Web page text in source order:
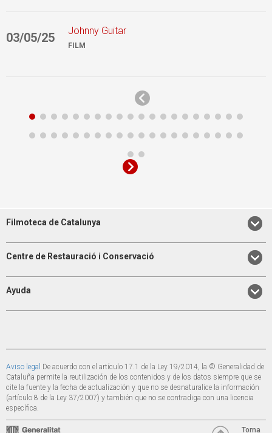
03/05/25 Johnny Guitar
FILM
Filmoteca de Catalunya
Centre de Restauració i Conservació
Ayuda
Aviso legal De acuerdo con el artículo 17.1 de la Ley 19/2014, la © Generalidad de
Cataluña permite la reutilización de los contenidos y de los datos siempre que se
cite la fuente y la fecha de actualización y que no se desnaturalice la información
(artículo 8 de la Ley 37/2007) y también que no se contradiga con una licencia
específica.
Torna